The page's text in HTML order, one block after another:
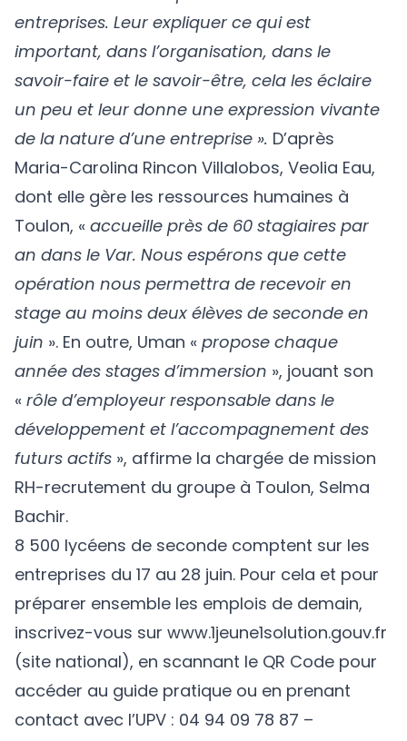
entreprises. Leur expliquer ce qui est
important, dans l’organisation, dans le
savoir-faire et le savoir-être, cela les éclaire
un peu et leur donne une expression vivante
de la nature d’une entreprise ». D’après
Maria-Carolina Rincon Villalobos, Veolia Eau,
dont elle gère les ressources humaines à
Toulon, « accueille près de 60 stagiaires par
an dans le Var. Nous espérons que cette
opération nous permettra de recevoir en
stage au moins deux élèves de seconde en
juin ». En outre, Uman « propose chaque
année des stages d’immersion », jouant son
« rôle d’employeur responsable dans le
développement et l’accompagnement des
futurs actifs », affirme la chargée de mission
RH-recrutement du groupe à Toulon, Selma
Bachir.
8 500 lycéens de seconde comptent sur les
entreprises du 17 au 28 juin. Pour cela et pour
préparer ensemble les emplois de demain,
inscrivez-vous sur www.1jeune1solution.gouv.fr
(site national), en scannant le QR Code pour
accéder au guide pratique ou en prenant
contact avec l’UPV : 04 94 09 78 87 –